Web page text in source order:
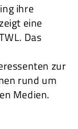
ihre
eine
Das
zur
rund um
Medien.